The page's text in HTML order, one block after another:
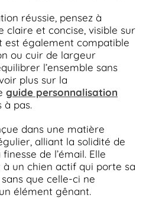
réussie, pensez à
claire et concise, visible sur
est également compatible
ou cuir de largeur
l’ensemble sans
plus sur la
guide personnalisation
à pas.
dans une matière
alliant la solidité de
de l’émail. Elle
un chien actif qui porte sa
que celle-ci ne
élément gênant.